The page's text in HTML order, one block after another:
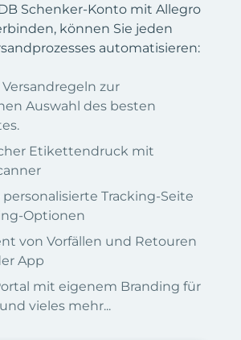
Schenker-Konto mit Allegro
können Sie jeden
automatisieren:
zur
Auswahl des besten
Etikettendruck mit
Tracking-Seite
Optionen
von Vorfällen und Retouren
App
mit eigenem Branding für
vieles mehr...